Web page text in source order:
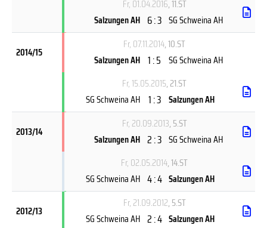
Fr, 01.04.2016, 11.ST
Salzungen AH 6 : 3 SG Schweina AH
2014/15
Fr, 07.11.2014, 10.ST
Salzungen AH 1 : 5 SG Schweina AH
Fr, 15.05.2015, 21.ST
SG Schweina AH 1 : 3 Salzungen AH
2013/14
Fr, 20.09.2013, 5.ST
Salzungen AH 2 : 3 SG Schweina AH
Fr, 02.05.2014, 14.ST
SG Schweina AH 4 : 4 Salzungen AH
2012/13
Fr, 21.09.2012, 5.ST
SG Schweina AH 2 : 4 Salzungen AH